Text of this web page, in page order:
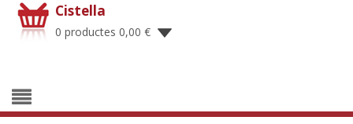
Cistella
0 productes 0,00 €